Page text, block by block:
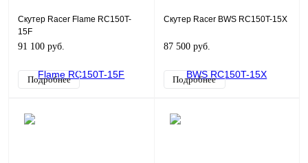
Скутер Racer Flame RC150T-
15F
91 100 руб.
Подробнее
Скутер Racer BWS RC150T-15X
87 500 руб.
Подробнее